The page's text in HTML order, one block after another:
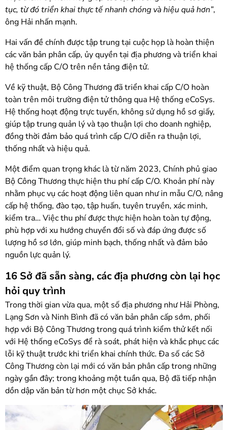
tục, từ đó triển khai thực tế nhanh chóng và hiệu quả hơn”,
ông Hải nhấn mạnh.
Hai vấn đề chính được tập trung tại cuộc họp là hoàn thiện
các văn bản phân cấp, ủy quyền tại địa phương và triển khai
hệ thống cấp C/O trên nền tảng điện tử.
Về kỹ thuật, Bộ Công Thương đã triển khai cấp C/O hoàn
toàn trên môi trường điện tử thông qua Hệ thống eCoSys.
Hệ thống hoạt động trực tuyến, không sử dụng hồ sơ giấy,
giúp tập trung quản lý và tạo thuận lợi cho doanh nghiệp,
đồng thời đảm bảo quá trình cấp C/O diễn ra thuận lợi,
thống nhất và hiệu quả.
Một điểm quan trọng khác là từ năm 2023, Chính phủ giao
Bộ Công Thương thực hiện thu phí cấp C/O. Khoản phí này
nhằm phục vụ các hoạt động liên quan như in mẫu C/O, nâng
cấp hệ thống, đào tạo, tập huấn, tuyên truyền, xác minh,
kiểm tra… Việc thu phí được thực hiện hoàn toàn tự động,
phù hợp với xu hướng chuyển đổi số và đáp ứng được số
lượng hồ sơ lớn, giúp minh bạch, thống nhất và đảm bảo
nguồn lực quản lý.
16 Sở đã sẵn sàng, các địa phương còn lại học
hỏi quy trình
Trong thời gian vừa qua, một số địa phương như Hải Phòng,
Lạng Sơn và Ninh Bình đã có văn bản phân cấp sớm, phối
hợp với Bộ Công Thương trong quá trình kiểm thử kết nối
với Hệ thống eCoSys để rà soát, phát hiện và khắc phục các
lỗi kỹ thuật trước khi triển khai chính thức. Đa số các Sở
Công Thương còn lại mới có văn bản phân cấp trong những
ngày gần đây; trong khoảng một tuần qua, Bộ đã tiếp nhận
dồn dập văn bản từ hơn một chục Sở khác.